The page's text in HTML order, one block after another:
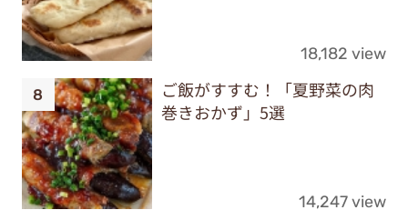
18,182 view
ご飯がすすむ！「夏野菜の肉
巻きおかず」5選
14,247 view